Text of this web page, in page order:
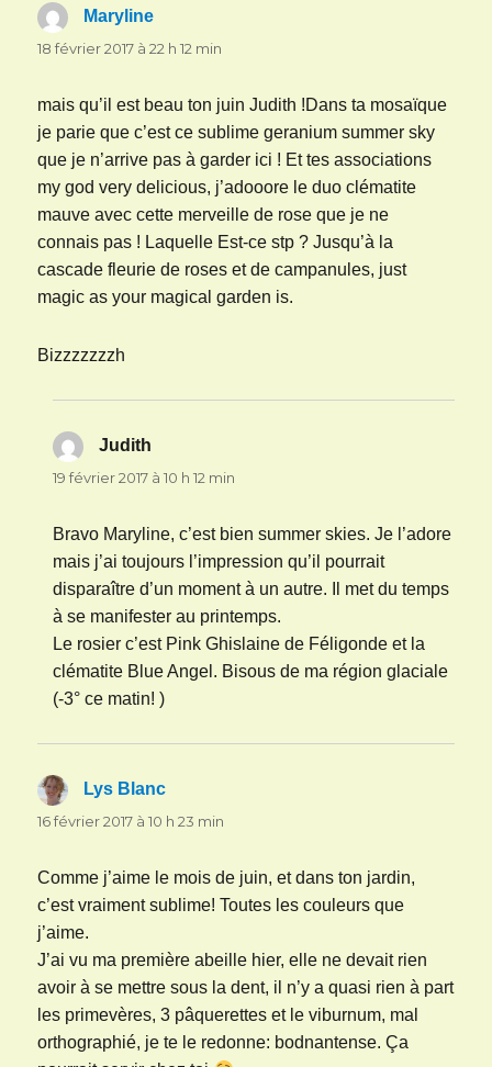
Maryline
18 février 2017 à 22 h 12 min
mais qu’il est beau ton juin Judith !Dans ta mosaïque
je parie que c’est ce sublime geranium summer sky
que je n’arrive pas à garder ici ! Et tes associations
my god very delicious, j’adooore le duo clématite
mauve avec cette merveille de rose que je ne
connais pas ! Laquelle Est-ce stp ? Jusqu’à la
cascade fleurie de roses et de campanules, just
magic as your magical garden is.
Bizzzzzzzh
Judith
19 février 2017 à 10 h 12 min
Bravo Maryline, c’est bien summer skies. Je l’adore
mais j’ai toujours l’impression qu’il pourrait
disparaître d’un moment à un autre. Il met du temps
à se manifester au printemps.
Le rosier c’est Pink Ghislaine de Féligonde et la
clématite Blue Angel. Bisous de ma région glaciale
(-3° ce matin! )
Lys Blanc
16 février 2017 à 10 h 23 min
Comme j’aime le mois de juin, et dans ton jardin,
c’est vraiment sublime! Toutes les couleurs que
j’aime.
J’ai vu ma première abeille hier, elle ne devait rien
avoir à se mettre sous la dent, il n’y a quasi rien à part
les primevères, 3 pâquerettes et le viburnum, mal
orthographié, je te le redonne: bodnantense. Ça